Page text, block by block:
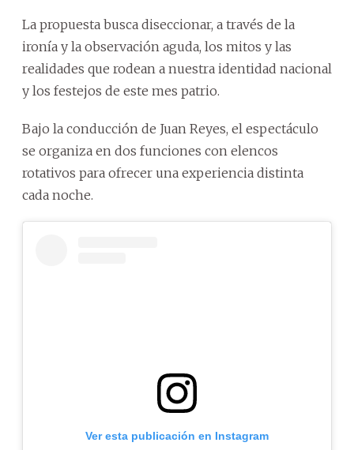
La propuesta busca diseccionar, a través de la
ironía y la observación aguda, los mitos y las
realidades que rodean a nuestra identidad nacional
y los festejos de este mes patrio.
Bajo la conducción de Juan Reyes, el espectáculo
se organiza en dos funciones con elencos
rotativos para ofrecer una experiencia distinta
cada noche.
Ver esta publicación en Instagram